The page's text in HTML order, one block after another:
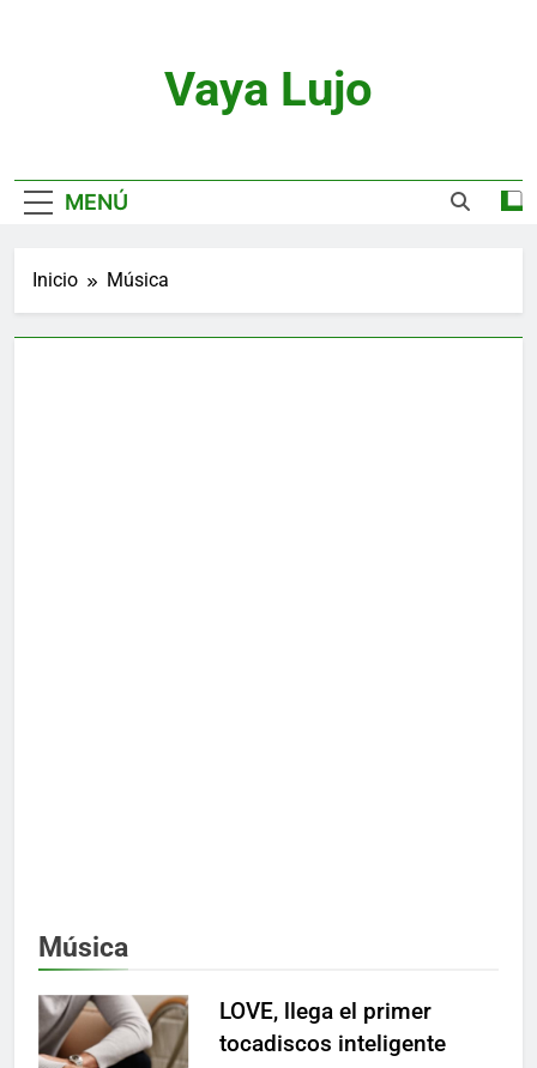
Vaya Lujo
MENÚ
Inicio Música
Música
LOVE, llega el primer
tocadiscos inteligente